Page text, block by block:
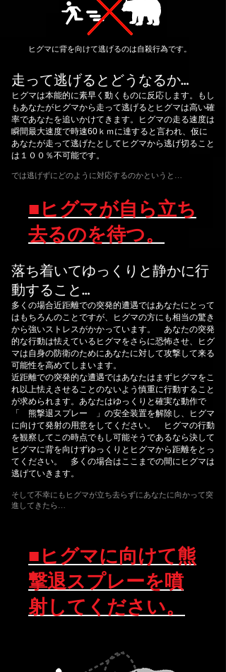
ヒグマに背を向けて逃げるのは自殺行為です。
走って逃げるとどうなるか…
ヒグマは本能的に素早く動くものに反応します。もし
もあなたがヒグマから走って逃げるとヒグマは高い確
率であなたを追いかけてきます。ヒグマの走る速度は
瞬間最大速度で時速60ｋｍに達すると言われ、仮に
あなたが走って逃げたとしてヒグマから逃げ切ること
は１００％不可能です。
では逃げずにどのように対応するのかというと…
■ヒグマが自ら立ち
去るのを待つ。
落ち着いてゆっくりと静かに行
動すること…
多くの場合近距離での突発的遭遇ではあなたにとって
はもちろんのことですが、ヒグマの方にも相当の驚き
から強いストレスがかかっています。 あなたの突発
的な行動は怯えているヒグマをさらに恐怖させ、ヒグ
マは自身の防衛のためにあなたに対して攻撃して来る
可能性を高めてしまいます。
近距離での突発的な遭遇ではあなたはまずヒグマをこ
れ以上怯えさせることのないよう慎重に行動すること
が求められます。あなたはゆっくりと確実な動作で
「 熊撃退スプレー 」の安全装置を解除し、ヒグマ
に向けて発射の用意をしてください。 ヒグマの行動
を観察してこの時点でもし可能そうであるなら決して
ヒグマに背を向けずゆっくりとヒグマから距離をとっ
てください。 多くの場合はここまでの間にヒグマは
逃げていきます。
そして不幸にもヒグマが立ち去らずにあなたに向かって突
進してきたら…
■ヒグマに向けて熊
撃退スプレーを噴
射してください。